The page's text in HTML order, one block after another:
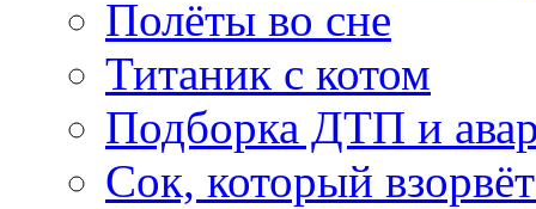
Полёты во сне
Титаник с котом
Подборка ДТП и
Сок, который